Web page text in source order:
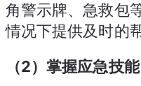
角警示牌、急救包
情况下提供及时的
（2）掌握应急技能